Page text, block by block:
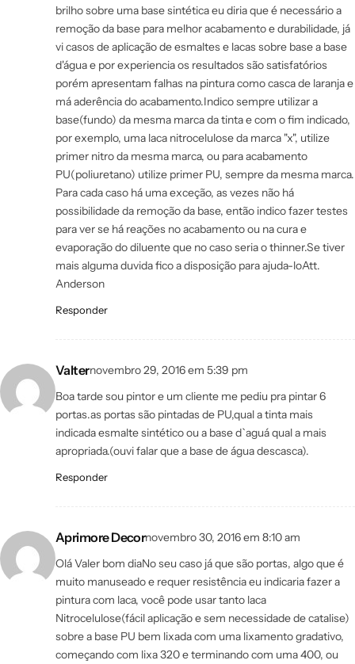
brilho sobre uma base sintética eu diria que é necessário a
remoção da base para melhor acabamento e durabilidade, já
vi casos de aplicação de esmaltes e lacas sobre base a base
d'água e por experiencia os resultados são satisfatórios
porém apresentam falhas na pintura como casca de laranja e
má aderência do acabamento.Indico sempre utilizar a
base(fundo) da mesma marca da tinta e com o fim indicado,
por exemplo, uma laca nitrocelulose da marca "x", utilize
primer nitro da mesma marca, ou para acabamento
PU(poliuretano) utilize primer PU, sempre da mesma marca.
Para cada caso há uma exceção, as vezes não há
possibilidade da remoção da base, então indico fazer testes
para ver se há reações no acabamento ou na cura e
evaporação do diluente que no caso seria o thinner.Se tiver
mais alguma duvida fico a disposição para ajuda-loAtt.
Anderson
Responder
Valternovembro 29, 2016 em 5:39 pm
Boa tarde sou pintor e um cliente me pediu pra pintar 6
portas.as portas são pintadas de PU,qual a tinta mais
indicada esmalte sintético ou a base d`aguá qual a mais
apropriada.(ouvi falar que a base de água descasca).
Responder
Aprimore Decornovembro 30, 2016 em 8:10 am
Olá Valer bom diaNo seu caso já que são portas, algo que é
muito manuseado e requer resistência eu indicaria fazer a
pintura com laca, você pode usar tanto laca
Nitrocelulose(fácil aplicação e sem necessidade de catalise)
sobre a base PU bem lixada com uma lixamento gradativo,
começando com lixa 320 e terminando com uma 400, ou